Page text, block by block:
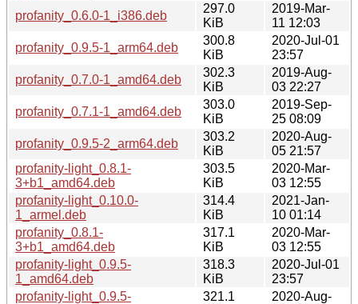
profanity_0.6.0-1_i386.deb
297.0
KiB
2019-Mar-
11 12:03
profanity_0.9.5-1_arm64.deb
300.8
KiB
2020-Jul-01
23:57
profanity_0.7.0-1_amd64.deb
302.3
KiB
2019-Aug-
03 22:27
profanity_0.7.1-1_amd64.deb
303.0
KiB
2019-Sep-
25 08:09
profanity_0.9.5-2_arm64.deb
303.2
KiB
2020-Aug-
05 21:57
profanity-light_0.8.1-
3+b1_amd64.deb
303.5
KiB
2020-Mar-
03 12:55
profanity-light_0.10.0-
1_armel.deb
314.4
KiB
2021-Jan-
10 01:14
profanity_0.8.1-
3+b1_amd64.deb
317.1
KiB
2020-Mar-
03 12:55
profanity-light_0.9.5-
1_amd64.deb
318.3
KiB
2020-Jul-01
23:57
profanity-light_0.9.5-
321.1
2020-Aug-